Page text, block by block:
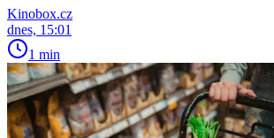
Kinobox.cz
dnes, 15:01
1 min